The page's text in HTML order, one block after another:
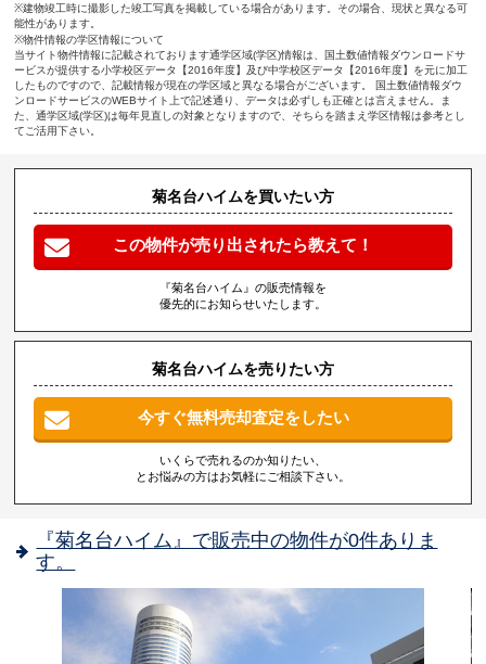
※建物竣工時に撮影した竣工写真を掲載している場合があります。その場合、現状と異なる可
能性があります。
※物件情報の学区情報について
当サイト物件情報に記載されております通学区域(学区)情報は、国土数値情報ダウンロードサ
ービスが提供する小学校区データ【2016年度】及び中学校区データ【2016年度】を元に加工
したものですので、記載情報が現在の学区域と異なる場合がございます。 国土数値情報ダウ
ンロードサービスのWEBサイト上で記述通り、データは必ずしも正確とは言えません。ま
た、通学区域(学区)は毎年見直しの対象となりますので、そちらを踏まえ学区情報は参考とし
てご活用下さい。
菊名台ハイムを買いたい方
この物件が売り出されたら教えて！
『菊名台ハイム』の販売情報を
優先的にお知らせいたします。
菊名台ハイムを売りたい方
今すぐ無料売却査定をしたい
いくらで売れるのか知りたい、
とお悩みの方はお気軽にご相談下さい。
『菊名台ハイム』で販売中の物件が0件ありま
す。